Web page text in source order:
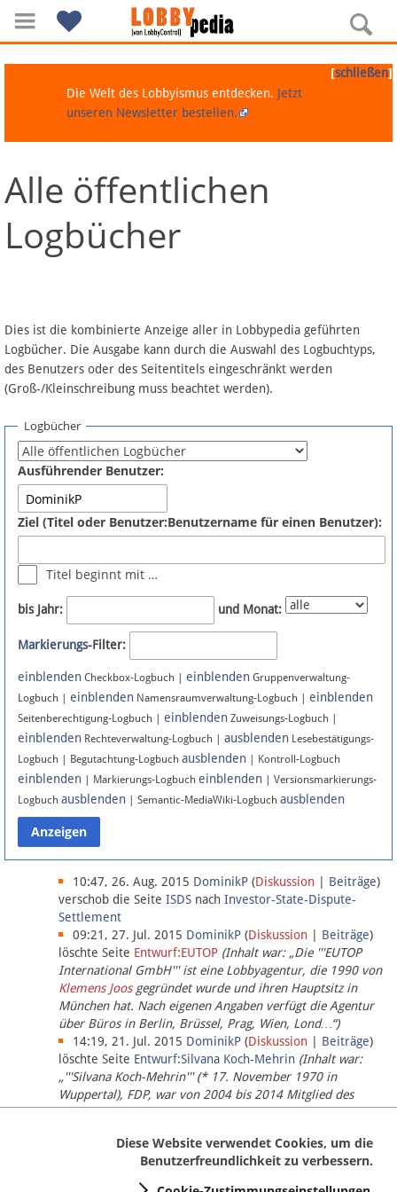
Navigation
Über Lobbypedia
Artikel nach Kategorien
FAQ
Fördermitglied werden
Fehler melden
Newsletter
Bluesky
Facebook
Instagram
Anmelden
Datenschutz
Über Lobbypedia
Impressum
[schließen]
Die Welt des Lobbyismus entdecken. Jetzt
unseren Newsletter bestellen.
Alle öffentlichen
Logbücher
Dies ist die kombinierte Anzeige aller in Lobbypedia geführten
Logbücher. Die Ausgabe kann durch die Auswahl des Logbuchtyps,
des Benutzers oder des Seitentitels eingeschränkt werden
(Groß-/Kleinschreibung muss beachtet werden).
Logbücher
Ausführender Benutzer:
Ziel (Titel oder Benutzer:Benutzername für einen Benutzer):
Titel beginnt mit …
bis Jahr: und Monat:
Markierungs-Filter:
einblenden Checkbox-Logbuch | einblenden Gruppenverwaltung-
Logbuch | einblenden Namensraumverwaltung-Logbuch | einblenden
Seitenberechtigung-Logbuch | einblenden Zuweisungs-Logbuch |
einblenden Rechteverwaltung-Logbuch | ausblenden Lesebestätigungs-
Logbuch | Begutachtung-Logbuch ausblenden | Kontroll-Logbuch
einblenden | Markierungs-Logbuch einblenden | Versionsmarkierungs-
Logbuch ausblenden | Semantic-MediaWiki-Logbuch ausblenden
10:47, 26. Aug. 2015 DominikP (Diskussion Beiträge)
verschob die Seite ISDS nach Investor-State-Dispute-
Settlement
09:21, 27. Jul. 2015 DominikP (Diskussion Beiträge)
löschte Seite Entwurf:EUTOP (Inhalt war: „Die '''EUTOP
International GmbH''' ist eine Lobbyagentur, die 1990 von
Klemens Joosgegründet wurde und ihren Hauptsitz in
München hat. Nach eigenen Angaben verfügt die Agentur
über Büros in Berlin, Brüssel, Prag, Wien, Lond…“)
14:19, 21. Jul. 2015 DominikP (Diskussion Beiträge)
löschte Seite Entwurf:Silvana Koch-Mehrin (Inhalt war:
„'''Silvana Koch-Mehrin''' (* 17. November 1970 in
Wuppertal), FDP, war von 2004 bis 2014 Mitglied des
Europäischen Parlaments, seit November 2014 ist sie für
Diese Website verwendet Cookies, um die
Benutzerfreundlichkeit zu verbessern.